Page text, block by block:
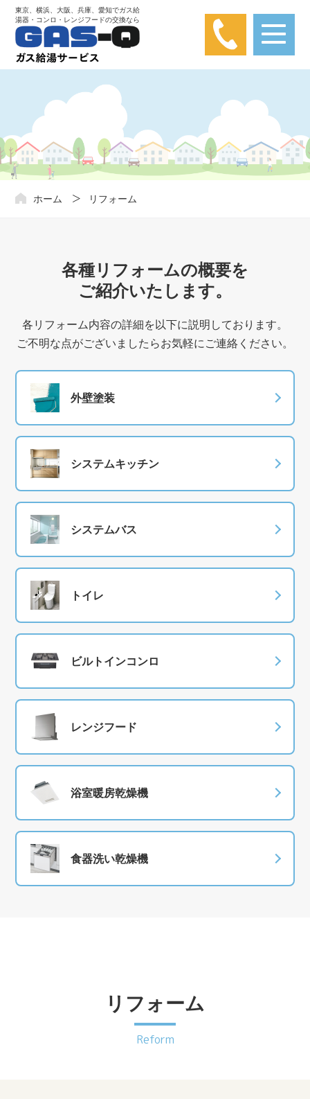
東京、横浜、大阪、兵庫、愛知でガス給
湯器・コンロ・レンジフードの交換なら
【弊社は楽天カード問い合わせとは関係あり
ません】
楽天カードに関する問い合わせが弊社にかかってきておりま
す。弊社は楽天カードと関わりはありませんので、ご注意くだ
さい。
ホーム リフォーム
各種リフォームの概要を
ご紹介いたします。
各リフォーム内容の詳細を以下に説明しております。
ご不明な点がございましたらお気軽にご連絡ください。
外壁塗装
システムキッチン
システムバス
トイレ
ビルトインコンロ
レンジフード
浴室暖房乾燥機
食器洗い乾燥機
リフォーム
Reform